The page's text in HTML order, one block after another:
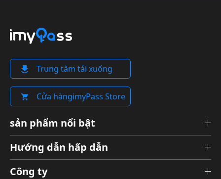
Trung tâm tải xuống
Cửa hàngimyPass Store
sản phẩm nổi bật
Hướng dẫn hấp dẫn
Công ty